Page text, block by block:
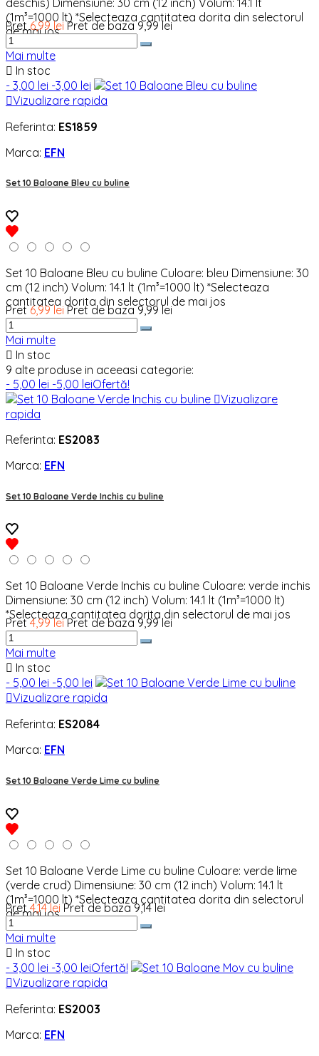
(1m³=1000 lt) *Selecteaza cantitatea dorita din selectorul
de mai jos
Pret 6,99 lei Pret de baza 9,99 lei
Mai multe
 In stoc
- 3,00 lei -3,00 lei
Vizualizare rapida
Referinta: ES1859
Marca: EFN
Set 10 Baloane Bleu cu buline
Set 10 Baloane Bleu cu buline Culoare: bleu Dimensiune: 30
cm (12 inch) Volum: 14.1 lt (1m³=1000 lt) *Selecteaza
cantitatea dorita din selectorul de mai jos
Pret 6,99 lei Pret de baza 9,99 lei
Mai multe
 In stoc
9 alte produse in aceeasi categorie:
- 5,00 lei -5,00 leiOfertă!
Vizualizare
rapida
Referinta: ES2083
Marca: EFN
Set 10 Baloane Verde Inchis cu buline
Set 10 Baloane Verde Inchis cu buline Culoare: verde inchis
Dimensiune: 30 cm (12 inch) Volum: 14.1 lt (1m³=1000 lt)
*Selecteaza cantitatea dorita din selectorul de mai jos
Pret 4,99 lei Pret de baza 9,99 lei
Mai multe
 In stoc
- 5,00 lei -5,00 lei
Vizualizare rapida
Referinta: ES2084
Marca: EFN
Set 10 Baloane Verde Lime cu buline
Set 10 Baloane Verde Lime cu buline Culoare: verde lime
(verde crud) Dimensiune: 30 cm (12 inch) Volum: 14.1 lt
(1m³=1000 lt) *Selecteaza cantitatea dorita din selectorul
de mai jos
Pret 4,14 lei Pret de baza 9,14 lei
Mai multe
 In stoc
- 3,00 lei -3,00 leiOfertă!
Vizualizare rapida
Referinta: ES2003
Marca: EFN